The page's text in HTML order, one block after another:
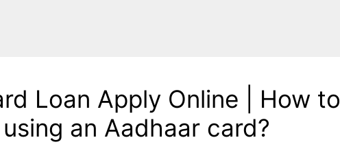
Loan Apply Online | How to
an Aadhaar card?